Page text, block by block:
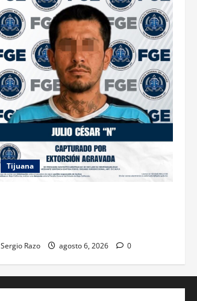
Tijuana
Sergio Razo agosto 6, 2026 0